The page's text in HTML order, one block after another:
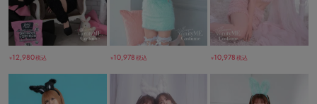
￥12,980税込 ￥10,978税込 ￥10,978 税込